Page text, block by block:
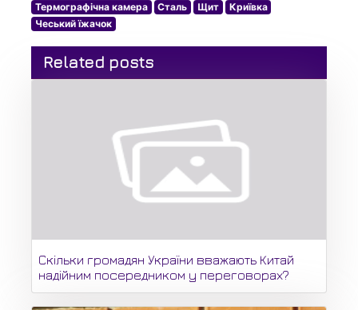
Термографічна камера
Сталь Щит
Криївка
Чеський їжачок
Related posts
Скільки громадян України вважають Китай
надійним посередником у переговорах?